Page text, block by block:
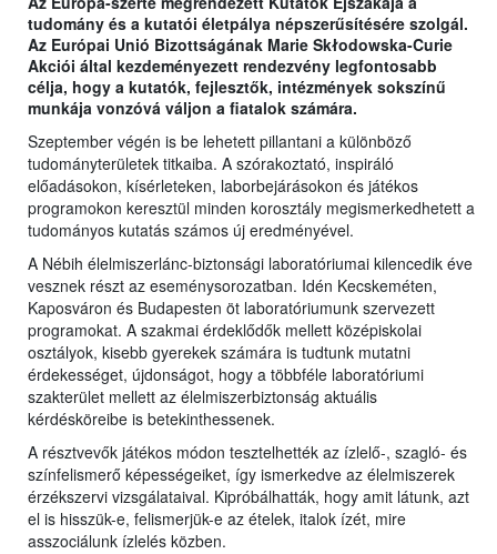
tudomány és a kutatói életpálya népszerűsítésére szolgál.
Az Európai Unió Bizottságának Marie Skłodowska-Curie
Akciói által kezdeményezett rendezvény legfontosabb
célja, hogy a kutatók, fejlesztők, intézmények sokszínű
munkája vonzóvá váljon a fiatalok számára.
Szeptember végén is be lehetett pillantani a különböző
tudományterületek titkaiba. A szórakoztató, inspiráló
előadásokon, kísérleteken, laborbejárásokon és játékos
programokon keresztül minden korosztály megismerkedhetett a
tudományos kutatás számos új eredményével.
A Nébih élelmiszerlánc-biztonsági laboratóriumai kilencedik éve
vesznek részt az eseménysorozatban. Idén Kecskeméten,
Kaposváron és Budapesten öt laboratóriumunk szervezett
programokat. A szakmai érdeklődők mellett középiskolai
osztályok, kisebb gyerekek számára is tudtunk mutatni
érdekességet, újdonságot, hogy a többféle laboratóriumi
szakterület mellett az élelmiszerbiztonság aktuális
kérdésköreibe is betekinthessenek.
A résztvevők játékos módon tesztelhették az ízlelő-, szagló- és
színfelismerő képességeiket, így ismerkedve az élelmiszerek
érzékszervi vizsgálataival. Kipróbálhatták, hogy amit látunk, azt
el is hisszük-e, felismerjük-e az ételek, italok ízét, mire
asszociálunk ízlelés közben.